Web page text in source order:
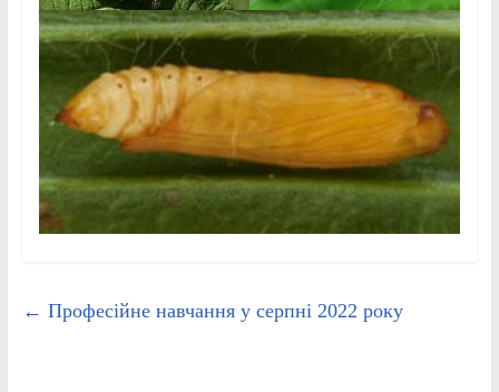
← Професійне навчання у серпні 2022 року